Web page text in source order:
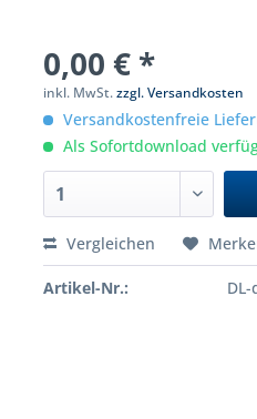
0,00 € *
inkl. MwSt.zzgl. Versandkosten
Versandkostenfreie
Als Sofortdownload
Vergleichen
Artikel-Nr.: DL-